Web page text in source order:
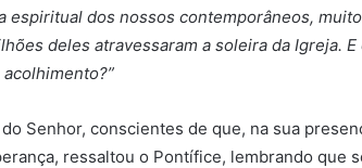
espiritual dos nossos contemporâneos,
deles atravessaram a soleira da Igreja.
Senhor, conscientes de que, na sua
ressaltou o Pontífice, lembrando que